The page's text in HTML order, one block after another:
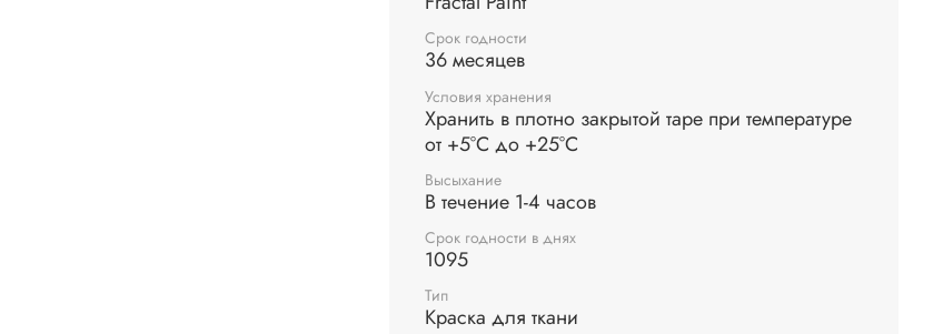
Срок годности
36 месяцев
Условия хранения
Хранить в плотно закрытой таре при температуре
от +5°С до +25°С
Высыхание
В течение 1-4 часов
Срок годности в днях
1095
Тип
Краска для ткани